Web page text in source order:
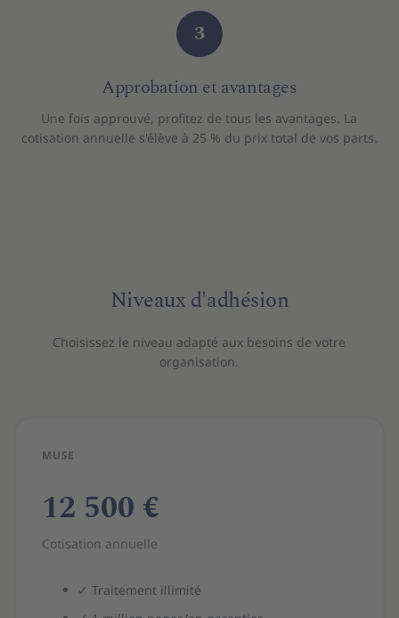
3
Approbation et avantages
Une fois approuvé, profitez de tous les avantages. La
cotisation annuelle s'élève à 25 % du prix total de vos parts.
Niveaux d'adhésion
Choisissez le niveau adapté aux besoins de votre
organisation.
MUSE
12 500 €
Cotisation annuelle
✓Traitement illimité